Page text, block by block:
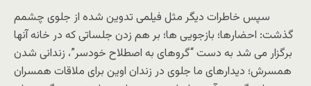
سپس خاطرات دیگر مثل فیلمی تدوین شده از جلوی چشمم
گذشت: احضارها؛ بازجویی ها؛ بر هم زدن جلساتی که در خانه آنها
برگزار می شد به دست “گروهای به اصطلاح خودسر”، زندانی شدن
همسرش؛ دیدارهای ما جلوی در زندان اوین برای ملاقات همسران